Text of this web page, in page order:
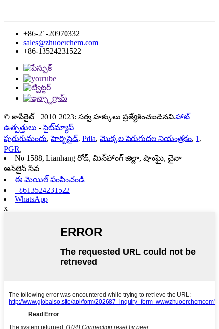
+86-21-20970332
sales@zhuoerchem.com
+86-13524231522
© కాపీరైట్ - 2010-2023: సర్వ హక్కులు ప్రత్యేకించబడినవి.హాట్
ఉత్పత్తులు -సైట్‌మ్యాప్
పురుగుమందు,హెర్బిసైడ్, Pdla, మొక్కల పెరుగుదల నియంత్రకం, 1 ,
PGR,
No 1588, Lianhang రోడ్, మిన్‌హాంగ్ జిల్లా, షాంఘై, చైనా
ఆన్‌లైన్ సేవ
ఈ మెయిల్ పంపించండి
+8613524231522
WhatsApp
x